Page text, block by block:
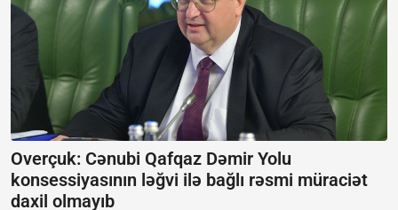
Overçuk: Cənubi Qafqaz Dəmir Yolu
konsessiyasının ləğvi ilə bağlı rəsmi müraciət
daxil olmayıb